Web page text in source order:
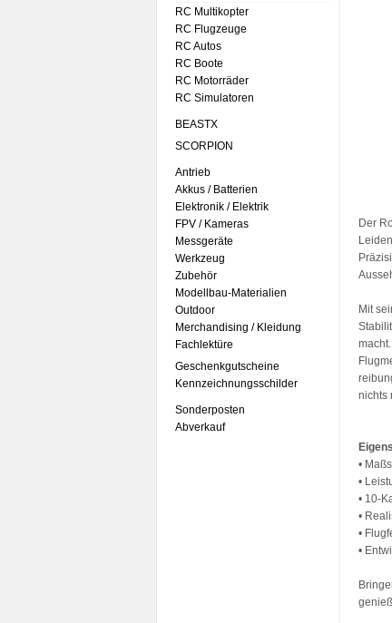
RC Multikopter
RC Flugzeuge
RC Autos
RC Boote
RC Motorräder
RC Simulatoren
BEASTX
SCORPION
Antrieb
Akkus / Batterien
Elektronik / Elektrik
FPV / Kameras
Messgeräte
Werkzeug
Zubehör
Modellbau-Materialien
Outdoor
Merchandising / Kleidung
Fachlektüre
Geschenkgutscheine
Kennzeichnungsschilder
Sonderposten
Abverkauf
Der
Mit
nichts
•
•
• 10-
•
•
•